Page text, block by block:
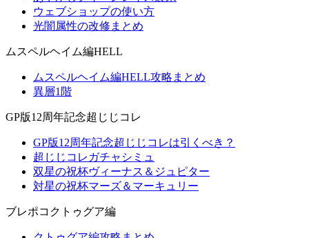
ウェブショップの使い方
光闇属性の改修まとめ
ムスペルヘイム編HELL
ムスペルヘイム編HELL攻略まとめ
異層1階
GP版12周年記念超じじコレ
GP版12周年記念超じじコレは引くべき？
超じじコレガチャシミュ
双星の祝杯ヴィーナス＆ジュピター
対星の祝杯マーズ＆マーキュリー
ブレポコクトゥグア編